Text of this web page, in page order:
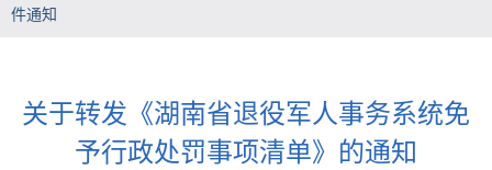
件通知
关于转发《湖南省退役军人事务系统免
予行政处罚事项清单》的通知